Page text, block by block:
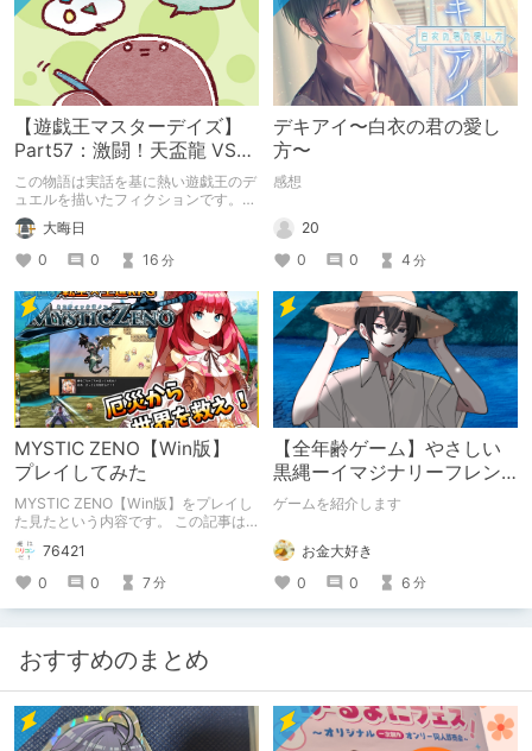
【遊戯王マスターデイズ】
Part57：激闘！天盃龍 VS
千年D【架空デュエル】
この物語は実話を基に熱い遊戯王のデ
ュエルを描いたフィクションです。
（自分用メモ：2025-05-14）
大晦日
0
0 16 分
デキアイ〜白衣の君の愛し
方〜
感想
20
0
0 4 分
MYSTIC ZENO【Win版】
プレイしてみた
MYSTIC ZENO【Win版】をプレイし
た見たという内容です。 この記事は
通常のクリエイターズ記事です。
76421
0
0 7分
【全年齢ゲーム】やさしい
黒縄ーイマジナリーフレン
ドの「彼」と過ごすおぼん
ゲームを紹介します
お金大好き
0
0 6 分
おすすめのまとめ